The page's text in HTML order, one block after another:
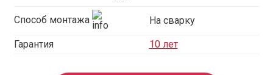
Способ монтажа На сварку
Гарантия 10 лет